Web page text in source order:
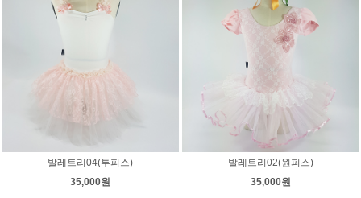
발레트리04(투피스)
35,000원
발레트리02(원피스)
35,000원